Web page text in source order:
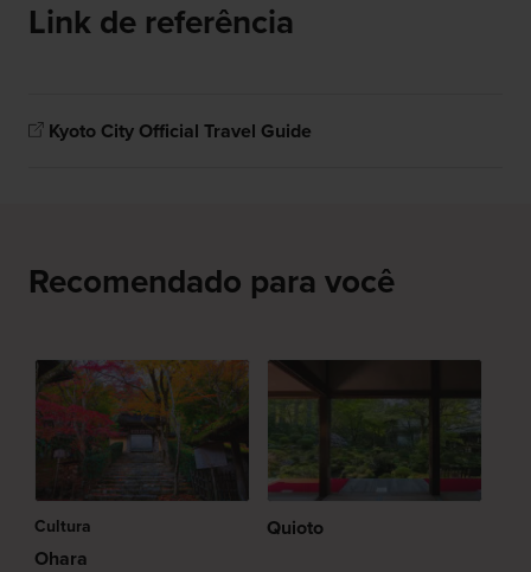
Link de referência
Kyoto City Official Travel Guide
Recomendado para você
Cultura
Ohara
Quioto